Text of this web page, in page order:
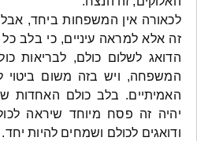
לכאורה אין המשפחות ביחד, אבל
זה אלא למראה עיניים, כי בלב
הדואג לשלום כולם, לבריאות
המשפחה, ויש בזה משום ביטוי
האמיתיים. בלב כולם האחדות
יהיה זה פסח מיוחד שיראה
ודואגים לכולם ושמחים להיות יחד.